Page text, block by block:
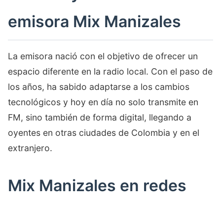
emisora Mix Manizales
La emisora nació con el objetivo de ofrecer un
espacio diferente en la radio local. Con el paso de
los años, ha sabido adaptarse a los cambios
tecnológicos y hoy en día no solo transmite en
FM, sino también de forma digital, llegando a
oyentes en otras ciudades de Colombia y en el
extranjero.
Mix Manizales en redes